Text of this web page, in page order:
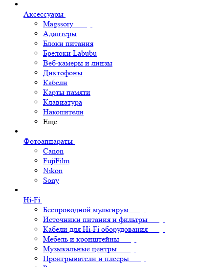
Аксессуары
Magssory
Адаптеры
Блоки питания
Брелоки Labubu
Веб-камеры и линзы
Диктофоны
Кабели
Карты памяти
Клавиатура
Накопители
Еще
Фотоаппараты
Canon
FujiFilm
Nikon
Sony
Hi-Fi
Беспроводной мультирум
Источники питания и фильтры
Кабели для Hi-Fi оборудования
Мебель и кронштейны
Музыкальные центры
Проигрыватели и плееры